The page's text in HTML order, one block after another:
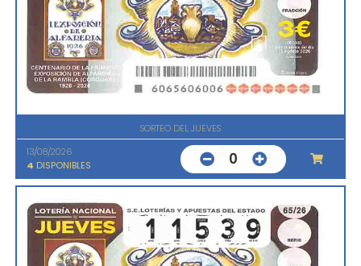
SORTEO DEL JUEVES
13/08/2026
4 DISPONIBLES 0